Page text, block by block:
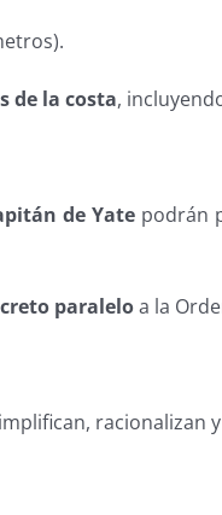
de la costa,
de Yate podrán
paraleloa la
racionalizan